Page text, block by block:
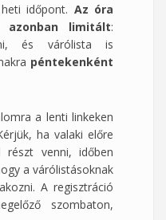
időpont. Az óra
azonban limitált:
és várólista is
péntekenként
a lenti linkeken
ha valaki előre
venni, időben
a várólistásoknak
A regisztráció
szombaton,